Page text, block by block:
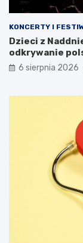
KONCERTY I
Dzieci z
odkrywanie
6 sierpnia 2026